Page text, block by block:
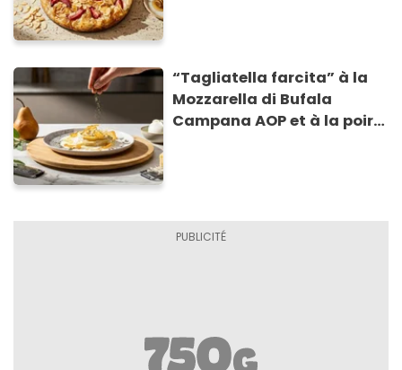
“Tagliatella farcita” à la
Mozzarella di Bufala
Campana AOP et à la poire